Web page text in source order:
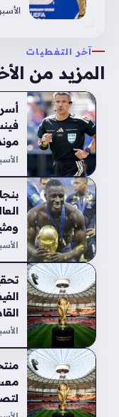
آخر التغطيات
المزيد من